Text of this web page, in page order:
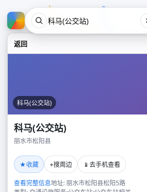
返回
科马(公交站)
科马(公交站)
丽水市松阳县
★收藏 ⌖搜周边 📱 去手机查看
查看完整信息地址: 丽水市松阳县松阳5路